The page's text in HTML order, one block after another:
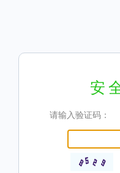
安
请输入验证码：